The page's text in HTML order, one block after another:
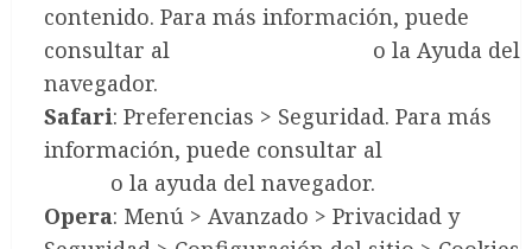
contenido. Para más información, puede
consultar al
o la Ayuda del
navegador.
Safari: Preferencias > Seguridad. Para más
información, puede consultar al
o la ayuda del navegador.
Opera: Menú > Avanzado > Privacidad y